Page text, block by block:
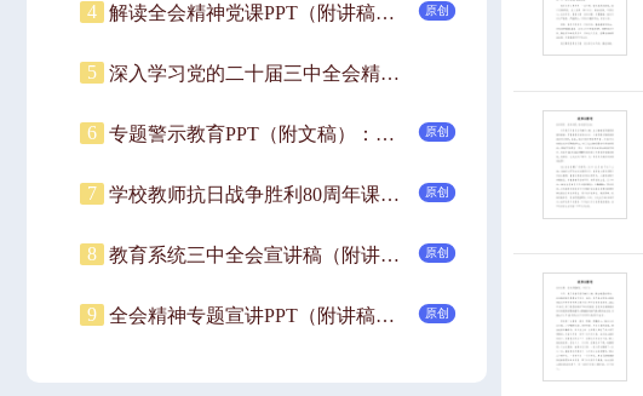
4 解读全会精神党课PPT（附讲稿）：深入学习党的二十届三中全会精神.pptx 原创
5 深入学习党的二十届三中全会精神专题党课ppt（含讲稿）.pptx
6 专题警示教育PPT（附文稿）：警惕违规吃喝小事，以案为鉴筑牢思想防线、严守纪律底线.pptx 原创
7 学校教师抗日战争胜利80周年课件(附文稿)—以史为鉴明志，砥砺青春奋进.pptx 原创
8 教育系统三中全会宣讲稿（附讲稿）：深入领会二十届三中全会关于教育领域改革的新要求，坚持立德树人，深化教育综合改革.pptx 原创
9 全会精神专题宣讲PPT（附讲稿）：深入学习领会党的二十届三中全会精神.pptx 原创